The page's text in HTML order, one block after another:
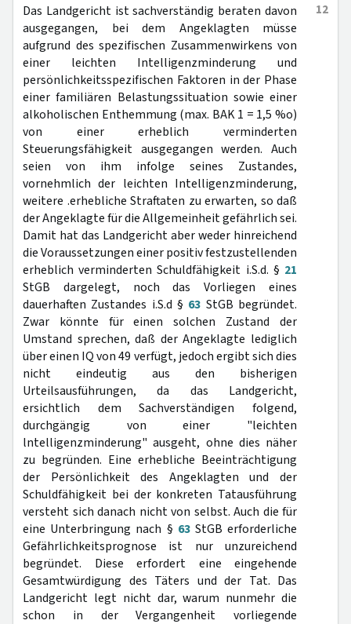
12
Das Landgericht ist sachverständig beraten davon
ausgegangen, bei dem Angeklagten müsse
aufgrund des spezifischen Zusammenwirkens von
einer leichten Intelligenzminderung und
persönlichkeitsspezifischen Faktoren in der Phase
einer familiären Belastungssituation sowie einer
alkoholischen Enthemmung (max. BAK 1 = 1,5 %o)
von einer erheblich verminderten
Steuerungsfähigkeit ausgegangen werden. Auch
seien von ihm infolge seines Zustandes,
vornehmlich der leichten Intelligenzminderung,
weitere .erhebliche Straftaten zu erwarten, so daß
der Angeklagte für die Allgemeinheit gefährlich sei.
Damit hat das Landgericht aber weder hinreichend
die Voraussetzungen einer positiv festzustellenden
erheblich verminderten Schuldfähigkeit i.S.d. § 21
StGB dargelegt, noch das Vorliegen eines
dauerhaften Zustandes i.S.d § 63 StGB begründet.
Zwar könnte für einen solchen Zustand der
Umstand sprechen, daß der Angeklagte lediglich
über einen IQ von 49 verfügt, jedoch ergibt sich dies
nicht eindeutig aus den bisherigen
Urteilsausführungen, da das Landgericht,
ersichtlich dem Sachverständigen folgend,
durchgängig von einer "leichten
lntelligenzminderung" ausgeht, ohne dies näher
zu begründen. Eine erhebliche Beeinträchtigung
der Persönlichkeit des Angeklagten und der
Schuldfähigkeit bei der konkreten Tatausführung
versteht sich danach nicht von selbst. Auch die für
eine Unterbringung nach § 63StGB erforderliche
Gefährlichkeitsprognose ist nur unzureichend
begründet. Diese erfordert eine eingehende
Gesamtwürdigung des Täters und der Tat. Das
Landgericht legt nicht dar, warum nunmehr die
schon in der Vergangenheit vorliegende